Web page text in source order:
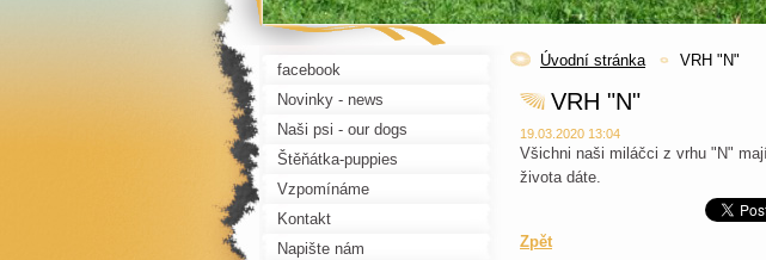
Úvodní stránka VRH "N"
VRH "N"
19.03.2020 13:04
Všichni naši miláčci z vrhu "N"
života dáte.
Zpět
facebook
Novinky - news
Naši psi - our dogs
Štěňátka-puppies
Vzpomínáme
Kontakt
Napište nám